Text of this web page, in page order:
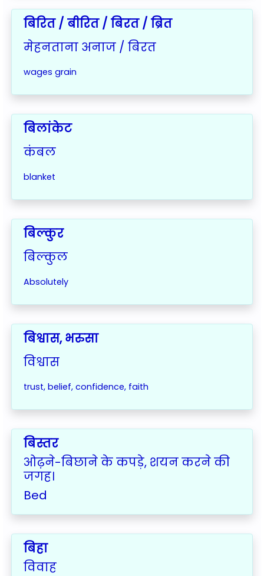
बिरित / बीरित / बिरत / ब्रित
मेहनताना अनाज / बिरत
wages grain
बिलांकेट
कंबल
blanket
बिल्कुर
बिल्कुल
Absolutely
बिश्वास, भरुसा
विश्वास
trust, belief, confidence, faith
बिस्तर
ओढ़ने-बिछाने के कपड़े, शयन करने की
जगह।
Bed
बिहा
विवाह